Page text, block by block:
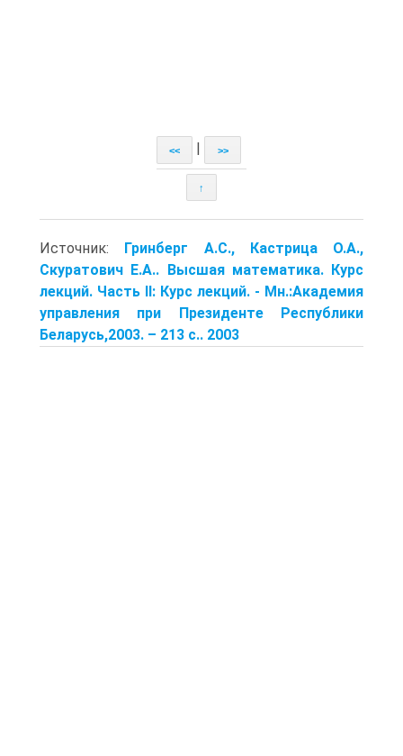
<< >>
↑
Источник:
Гринберг А.С., Кастрица О.А.,
Скуратович Е.А.. Высшая математика. Курс
лекций. Часть II: Курс лекций. ‑ Мн.:Академия
управления при Президенте Республики
Беларусь,2003. – 213 с.. 2003